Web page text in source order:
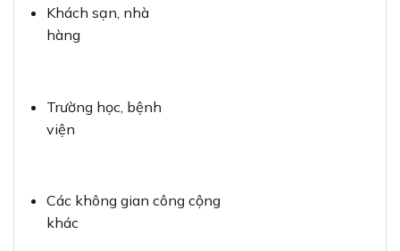
Khách sạn, nhà
hàng
Trường học, bệnh
viện
Các không gian công cộng
khác